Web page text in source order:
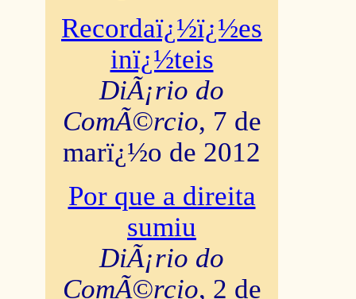
Recordaï¿½ï¿½es
inï¿½teis
DiÃ¡rio do
ComÃ©rcio, 7 de
marï¿½o de 2012
Por que a direita
sumiu
DiÃ¡rio do
ComÃ©rcio, 2 de